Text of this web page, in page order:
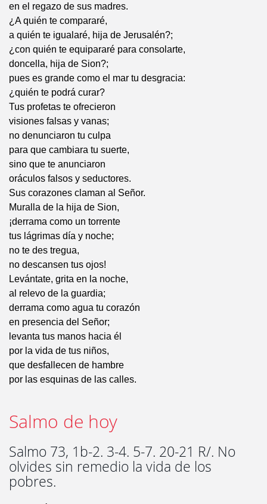
en el regazo de sus madres.
¿A quién te compararé,
a quién te igualaré, hija de Jerusalén?;
¿con quién te equipararé para consolarte,
doncella, hija de Sion?;
pues es grande como el mar tu desgracia:
¿quién te podrá curar?
Tus profetas te ofrecieron
visiones falsas y vanas;
no denunciaron tu culpa
para que cambiara tu suerte,
sino que te anunciaron
oráculos falsos y seductores.
Sus corazones claman al Señor.
Muralla de la hija de Sion,
¡derrama como un torrente
tus lágrimas día y noche;
no te des tregua,
no descansen tus ojos!
Levántate, grita en la noche,
al relevo de la guardia;
derrama como agua tu corazón
en presencia del Señor;
levanta tus manos hacia él
por la vida de tus niños,
que desfallecen de hambre
por las esquinas de las calles.
Salmo de hoy
Salmo 73, 1b-2. 3-4. 5-7. 20-21 R/. No
olvides sin remedio la vida de los
pobres.